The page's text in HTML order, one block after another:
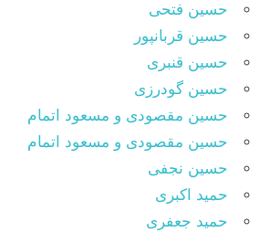
حسین فتحی
حسین قربانپور
حسین قنبری
حسین گودرزی
حسین مقصودى و مسعود اتمام
حسین مقصودی و مسعود اتمام
حسین نجفی
حمید اکبری
حمید جعفری